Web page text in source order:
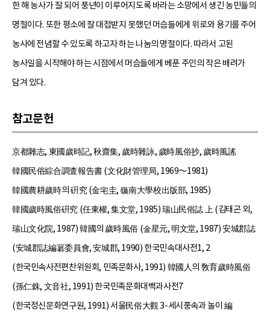
한 해 농사가 잘 되어 풍년이 이루어지도록 바라는 소망에서 생긴 농민들의
명절이다. 또한 평소에 잘 대접받지 못했던 머슴들에게 위로와 용기를 주어
농사에 전념할 수 있도록 하고자 하는 나눔의 명절이다. 따라서 고된
농사일을 시작해야 하는 시점에서 머슴들에게 베푼 주인의 작은 배려가
담겨 있다.
참고문헌
京都雜志, 東國歲時記, 秋齋集, 歲時雜詠, 歲時風俗抄, 歲時風謠
韓國民俗綜合調査報告書 (文化財管理局, 1969～1981)
韓國農耕歲時의 硏究 (金宅圭, 嶺南大學校出版部, 1985)
韓國歲時風俗硏究 (任東權, 集文堂, 1985) 瑞山民俗誌 上 (김태곤 외,
瑞山文化院, 1987) 韓國의 歲時風俗 (金星元, 明文堂, 1987) 安城郡誌
(安城郡誌編簒委員會, 安城郡, 1990) 한국민속대사전1, 2
(한국민속사전편찬위원회, 민족문화사, 1991) 韓國人의 敎育歲時風俗
(孫仁銖, 文音社, 1991) 한국민족문화대백과사전7
(한국정신문화연구원, 1991) 서울民俗大觀 3-세시풍속과 놀이 編